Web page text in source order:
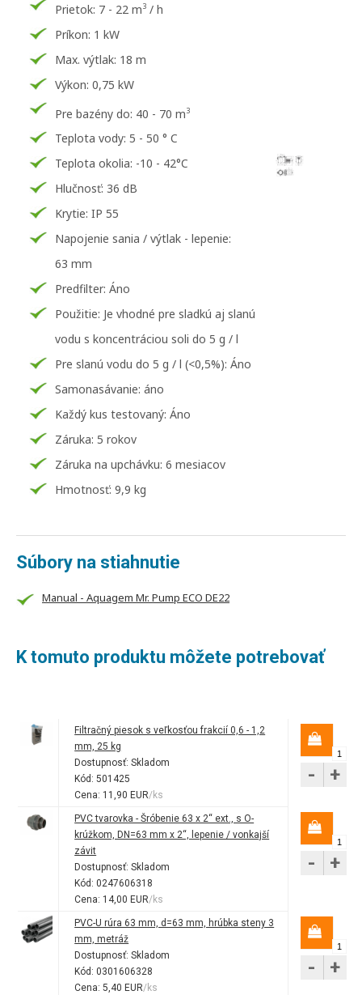
Prietok: 7 - 22 m3 / h
Príkon: 1 kW
Max. výtlak: 18 m
Výkon: 0,75 kW
Pre bazény do: 40 - 70 m3
Teplota vody: 5 - 50 ° C
Teplota okolia: -10 - 42°C
Hlučnosť: 36 dB
Krytie: IP 55
Napojenie sania / výtlak - lepenie:
63 mm
Predfilter: Áno
Použitie: Je vhodné pre sladkú aj slanú
vodu s koncentráciou soli do 5 g / l
Pre slanú vodu do 5 g / l (<0,5%): Áno
Samonasávanie: áno
Každý kus testovaný: Áno
Záruka: 5 rokov
Záruka na upchávku: 6 mesiacov
Hmotnosť: 9,9 kg
Súbory na stiahnutie
Manual - Aquagem Mr. Pump ECO DE22
K tomuto produktu môžete potrebovať
Filtračný piesok s veľkosťou frakcií 0,6 - 1,2
mm, 25 kg
Dostupnosť:Skladom
Kód: 501425
Cena: 11,90 EUR/ks
- +
PVC tvarovka - Šróbenie 63 x 2“ ext., s O-
krúžkom, DN=63 mm x 2“, lepenie / vonkajší
závit
Dostupnosť:Skladom
Kód: 0247606318
Cena: 14,00 EUR/ks
- +
PVC-U rúra 63 mm, d=63 mm, hrúbka steny 3
mm, metráž
Dostupnosť:Skladom
Kód: 0301606328
Cena: 5,40 EUR/ks
- +